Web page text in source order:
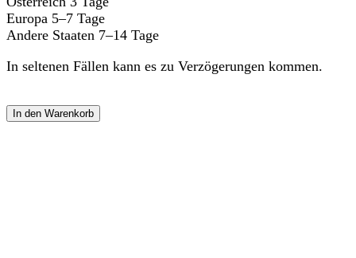
Europa 5–7 Tage
Andere Staaten 7–14 Tage
In seltenen Fällen kann es zu Verzögerungen kommen.
In den Warenkorb